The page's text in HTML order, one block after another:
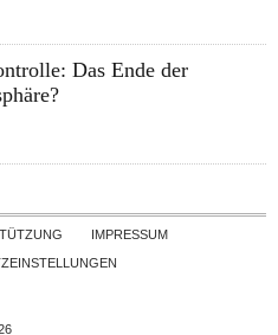
Das Ende der
Skip to contentIMPRESSUM